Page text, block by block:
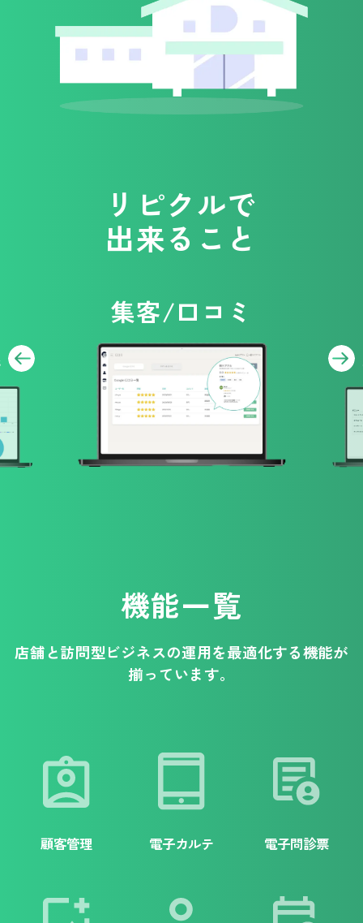
リピクルで
出来ること
集客/口コミ
機能一覧
店舗と訪問型ビジネスの運用を最適化する機能が
揃っています。
顧客管理 電子カルテ 電子問診票